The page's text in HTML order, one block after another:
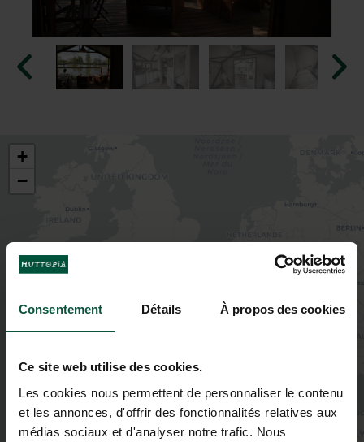
Consentement Détails À propos des cookies
Ce site web utilise des cookies.
Les cookies nous permettent de personnaliser le contenu
et les annonces, d'offrir des fonctionnalités relatives aux
médias sociaux et d'analyser notre trafic. Nous
+
−